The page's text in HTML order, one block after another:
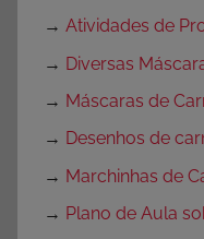
→ Atividades de
→ Diversas
→ Máscaras de
→ Desenhos de
→ Marchinhas de
→ Plano de Aula